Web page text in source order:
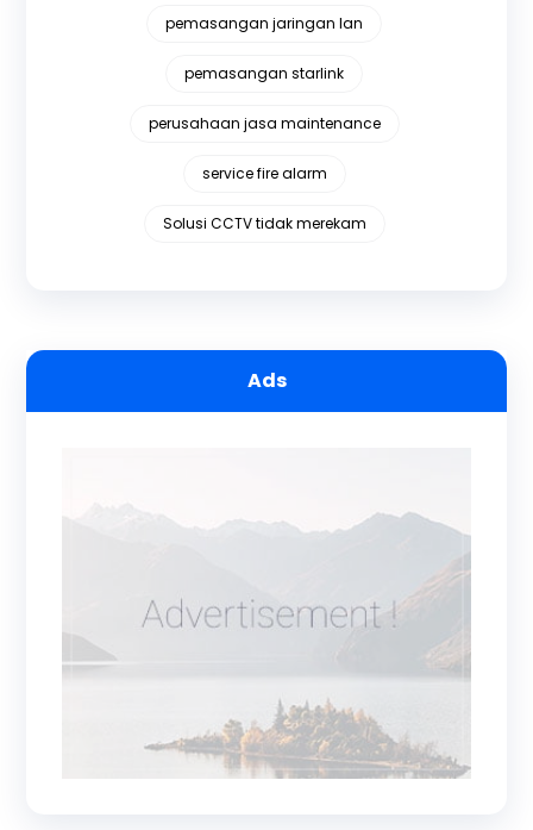
pemasangan jaringan lan
pemasangan starlink
perusahaan jasa maintenance
service fire alarm
Solusi CCTV tidak merekam
Ads